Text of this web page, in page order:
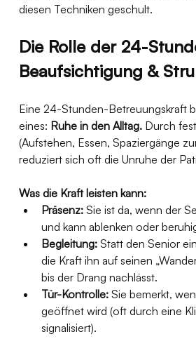
diesen Techniken geschult.
Die Rolle der 24-
Beaufsichtigung &
Eine 24-Stunden-Betreuungskraft
eines: Ruhe in den Alltag. Durch
(Aufstehen, Essen, Spaziergänge
reduziert sich oft die Unruhe der
Was die Kraft leisten kann:
Präsenz: Sie ist da, wenn der
und kann ablenken oder
Begleitung: Statt den Senior
die Kraft ihn auf seinen
bis der Drang nachlässt.
Tür-Kontrolle: Sie bemerkt,
geöffnet wird (oft durch eine
signalisiert).